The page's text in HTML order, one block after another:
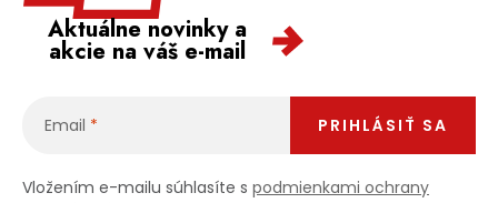
Aktuálne novinky a
akcie na váš e-mail
Email
Vložením e-mailu súhlasíte s podmienkami ochrany
PRIHLÁSIŤ SA